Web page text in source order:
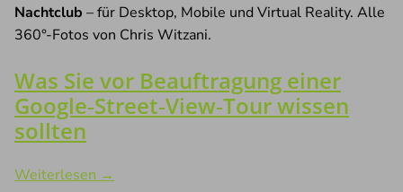
Nachtclub – für Desktop, Mobile und Virtual Reality. Alle
360°-Fotos von Chris Witzani.
Was Sie vor Beauftragung einer
Google‑Street‑View‑Tour wissen
sollten
Weiterlesen →